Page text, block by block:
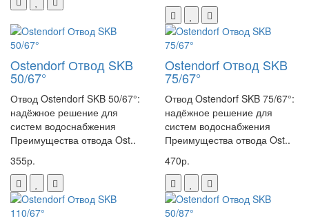
Ostendorf Отвод SKB
50/67°
Отвод Ostendorf SKB 50/67°:
надёжное решение для
систем водоснабжения
Преимущества отвода Ost..
355р.
Ostendorf Отвод SKB
75/67°
Отвод Ostendorf SKB 75/67°:
надёжное решение для
систем водоснабжения
Преимущества отвода Ost..
470р.